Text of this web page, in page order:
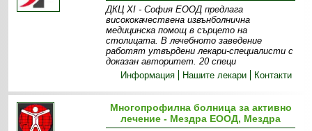
ДКЦ XI - София ЕООД предлага
висококачествена извънболнична
медицинска помощ в сърцето на
столицата. В лечебното заведение
работят утвърдени лекари-специалисти с
доказан авторитет. 20 специ
Информация
Нашите лекари Контакти
Многопрофилна болница за активно
лечение - Мездра ЕООД, Мездра